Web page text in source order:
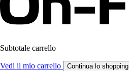
Subtotale carrello
Vedi il mio carrello Continua lo shopping